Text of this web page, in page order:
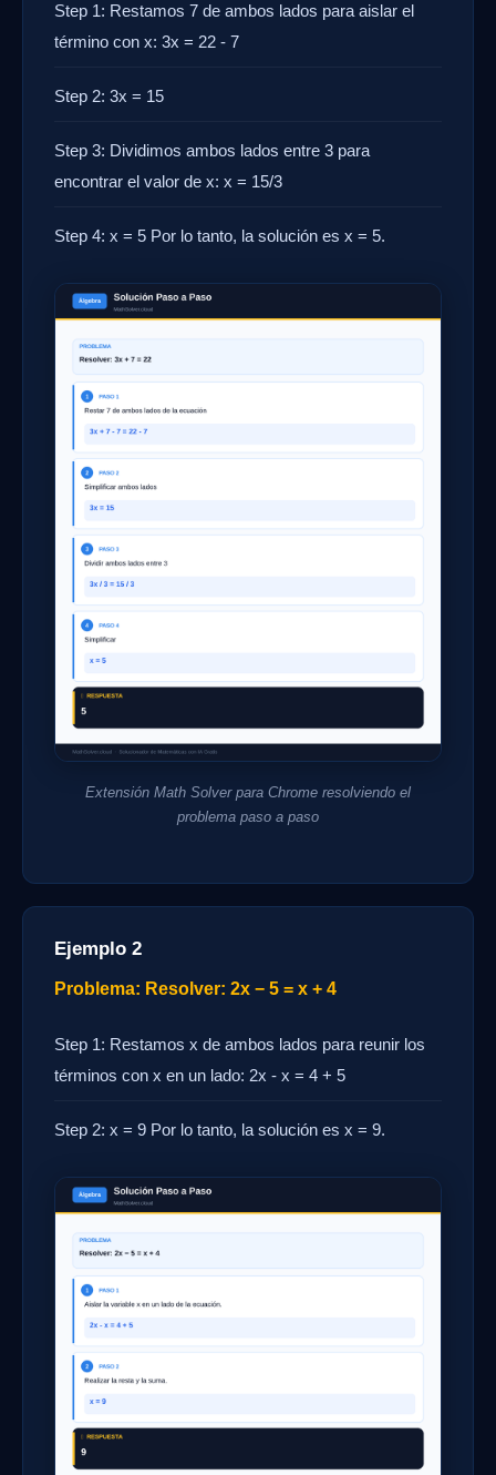
Step 1: Restamos 7 de ambos lados para aislar el
término con x: 3x = 22 - 7
Step 2: 3x = 15
Step 3: Dividimos ambos lados entre 3 para
encontrar el valor de x: x = 15/3
Step 4: x = 5 Por lo tanto, la solución es x = 5.
Extensión Math Solver para Chrome resolviendo el
problema paso a paso
Ejemplo 2
Problema: Resolver: 2x − 5 = x + 4
Step 1: Restamos x de ambos lados para reunir los
términos con x en un lado: 2x - x = 4 + 5
Step 2: x = 9 Por lo tanto, la solución es x = 9.